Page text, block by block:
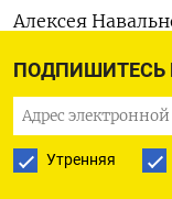
ПОДПИШИТЕСЬ
Утренняя
Алексея
активов,
ограничения,
В частности,